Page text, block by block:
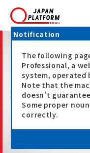
最新情報
Notification
The following
Professional, a
system, operated
Note that the
doesn't
Some proper
correctly.